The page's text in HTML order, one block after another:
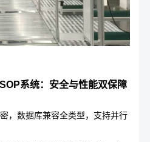
系统：安全与性能双保障
，数据库兼容全类型，支持并行